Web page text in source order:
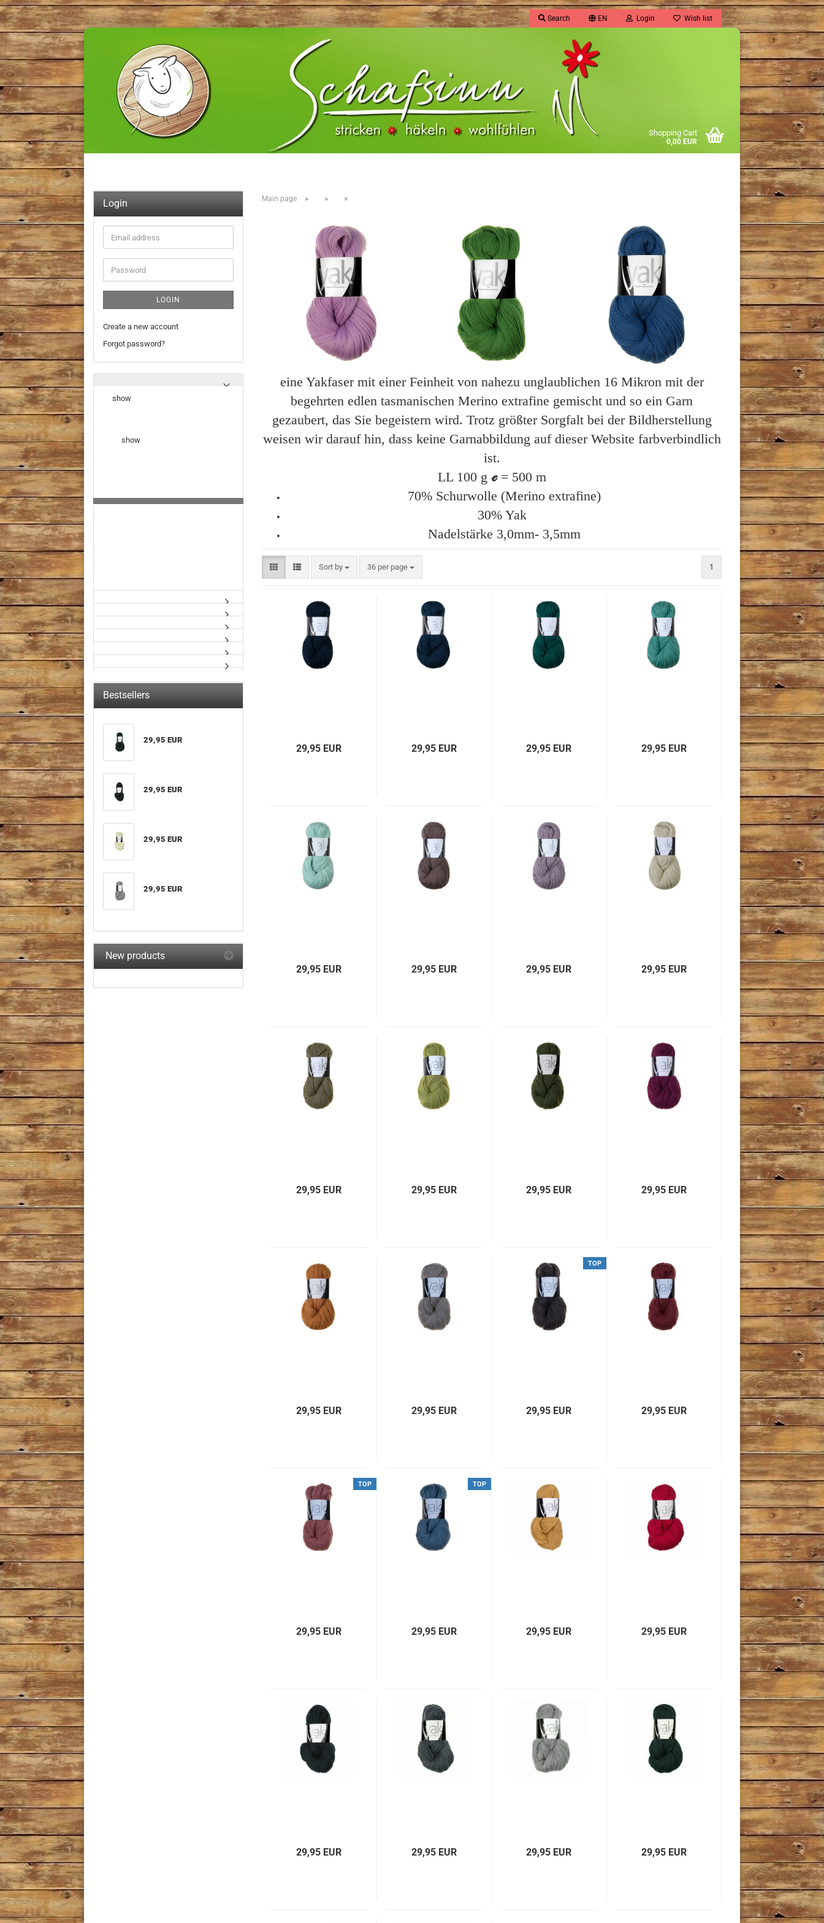
Search EN Login Wish list
Shopping Cart
0,00 EUR
Main page » » »
eine Yakfaser mit einer Feinheit von nahezu unglaublichen 16 Mikron mit der
begehrten edlen tasmanischen Merino extrafine gemischt und so ein Garn
gezaubert, das Sie begeistern wird. Trotz größter Sorgfalt bei der Bildherstellung
weisen wir darauf hin, dass keine Garnabbildung auf dieser Website farbverbindlich
ist.
LL 100 g ℯ= 500 m
70% Schurwolle (Merino extrafine)
30% Yak
Nadelstärke 3,0mm- 3,5mm
Sort by
Sort by 36 per page
per page 1
29,95 EUR 29,95 EUR 29,95 EUR 29,95 EUR
29,95 EUR 29,95 EUR 29,95 EUR 29,95 EUR
29,95 EUR 29,95 EUR 29,95 EUR 29,95 EUR
29,95 EUR 29,95 EUR
TOP
29,95 EUR 29,95 EUR
TOP
29,95 EUR
TOP
29,95 EUR 29,95 EUR 29,95 EUR
29,95 EUR 29,95 EUR 29,95 EUR 29,95 EUR
Login
Email
address
Password
LOGIN
Create a new account
Forgot password?
show
show
Bestsellers
29,95 EUR
29,95 EUR
29,95 EUR
29,95 EUR
New products